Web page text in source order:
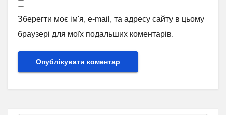
Зберегти моє ім'я, e-mail, та адресу сайту в цьому
браузері для моїх подальших коментарів.